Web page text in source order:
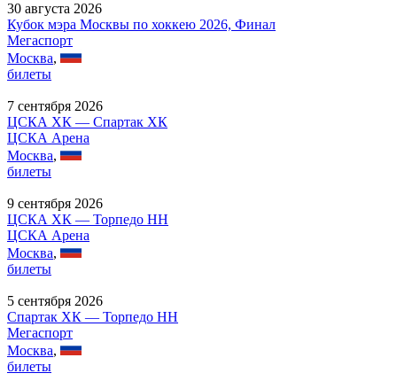
30 августа 2026
Кубок мэра Москвы по хоккею 2026, Финал
Мегаспорт
Москва,
билеты
7 сентября 2026
ЦСКА ХК — Спартак ХК
ЦСКА Арена
Москва,
билеты
9 сентября 2026
ЦСКА ХК — Торпедо НН
ЦСКА Арена
Москва,
билеты
5 сентября 2026
Спартак ХК — Торпедо НН
Мегаспорт
Москва,
билеты